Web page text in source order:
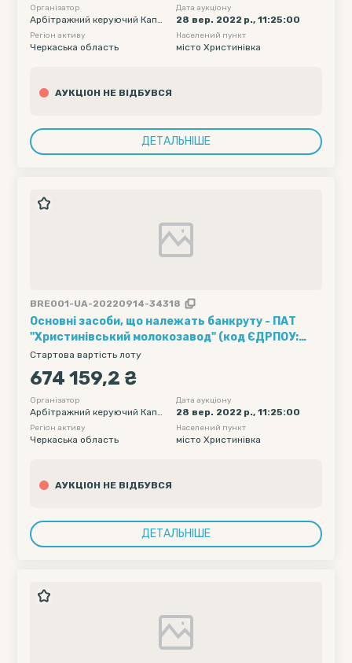
Організатор
Арбітражний керуючий Капл
я Сергій Васильович
Дата аукціону
28 вер. 2022 р., 11:25:00
Регіон активу
Черкаська область
Населений пункт
місто Христинівка
АУКЦІОН НЕ ВІДБУВСЯ
ДЕТАЛЬНІШЕ
BRE001-UA-20220914-34318
Основні засоби, що належать банкруту - ПАТ
"Христинівський молокозавод" (код ЄДРПОУ:
00451725) у банкрутній справі №925/133/18
Стартова вартість лоту
674 159,2 ₴
Організатор
Арбітражний керуючий Капл
я Сергій Васильович
Дата аукціону
28 вер. 2022 р., 11:25:00
Регіон активу
Черкаська область
Населений пункт
місто Христинівка
АУКЦІОН НЕ ВІДБУВСЯ
ДЕТАЛЬНІШЕ